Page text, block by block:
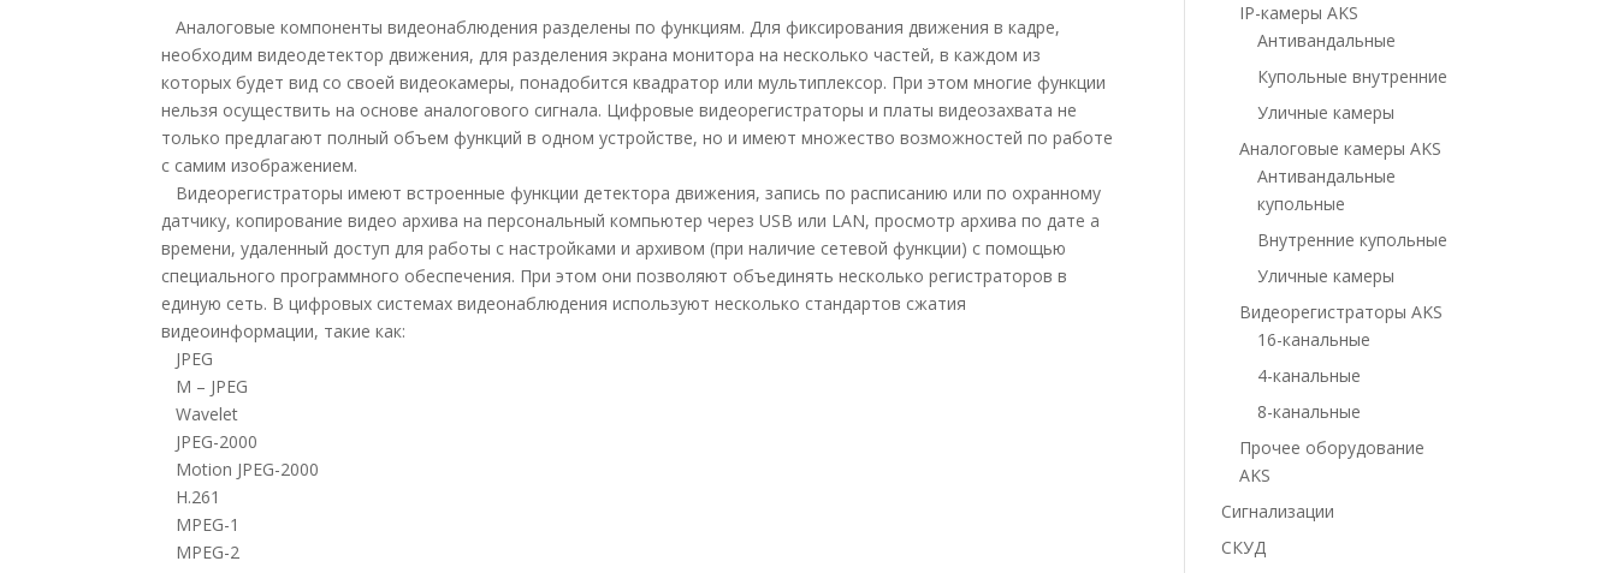
Аналоговые компоненты видеонаблюдения разделены по функциям. Для фиксирования движения в кадре,
необходим видеодетектор движения, для разделения экрана монитора на несколько частей, в каждом из
которых будет вид со своей видеокамеры, понадобится квадратор или мультиплексор. При этом многие функции
нельзя осуществить на основе аналогового сигнала. Цифровые видеорегистраторы и платы видеозахвата не
только предлагают полный объем функций в одном устройстве, но и имеют множество возможностей по работе
с самим изображением.
Видеорегистраторы имеют встроенные функции детектора движения, запись по расписанию или по охранному
датчику, копирование видео архива на персональный компьютер через USB или LAN, просмотр архива по дате а
времени, удаленный доступ для работы с настройками и архивом (при наличие сетевой функции) с помощью
специального программного обеспечения. При этом они позволяют объединять несколько регистраторов в
единую сеть. В цифровых системах видеонаблюдения используют несколько стандартов сжатия
видеоинформации, такие как:
JPEG
M – JPEG
Wavelet
JPEG-2000
Motion JPEG-2000
H.261
MPEG-1
MPEG-2
IP-камеры AKS
Антивандальные
Купольные внутренние
Уличные камеры
Аналоговые камеры AKS
Антивандальные
купольные
Внутренние купольные
Уличные камеры
Видеорегистраторы AKS
16-канальные
4-канальные
8-канальные
Прочее оборудование
AKS
Сигнализации
СКУД